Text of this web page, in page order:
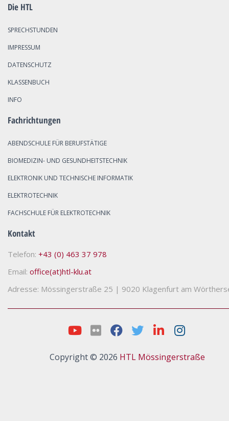
Die HTL
SPRECHSTUNDEN
IMPRESSUM
DATENSCHUTZ
KLASSENBUCH
INFO
Fachrichtungen
ABENDSCHULE FÜR BERUFSTÄTIGE
BIOMEDIZIN- UND GESUNDHEITSTECHNIK
ELEKTRONIK UND TECHNISCHE INFORMATIK
ELEKTROTECHNIK
FACHSCHULE FÜR ELEKTROTECHNIK
Kontakt
Telefon: +43 (0) 463 37 978
Email: office(at)htl-klu.at
Adresse: Mössingerstraße 25 | 9020 Klagenfurt am
Copyright © 2026 HTL Mössingerstraße